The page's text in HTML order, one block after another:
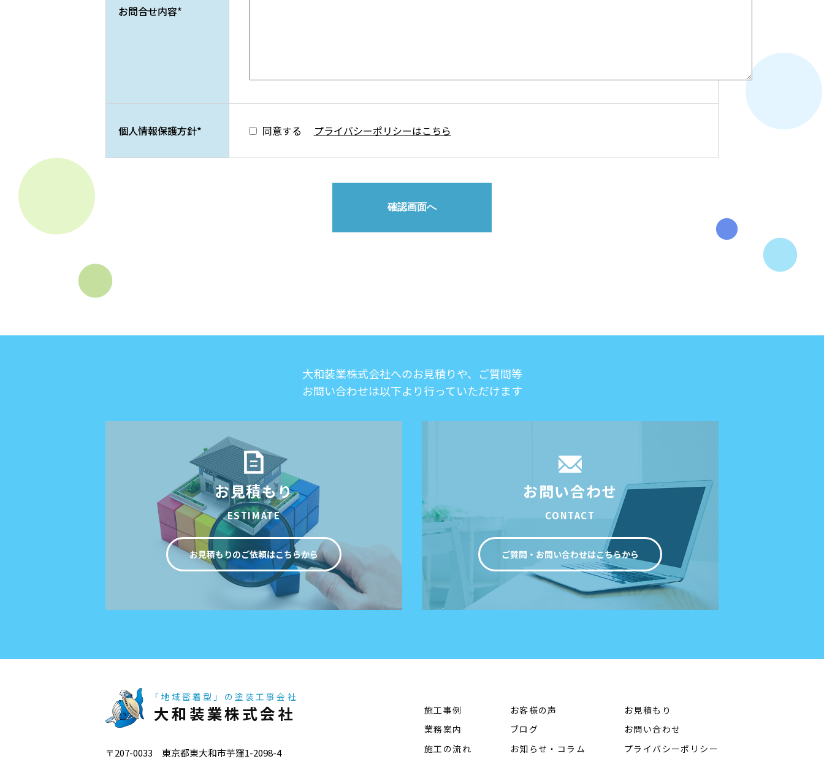
お問合せ内容*
個人情報保護方針* 同意する プライバシーポリシーはこちら
大和装業株式会社へのお見積りや、ご質問等
お問い合わせは以下より行っていただけます
お見積もり
ESTIMATE
お見積もりのご依頼はこちらから
お問い合わせ
CONTACT
ご質問・お問い合わせはこちらから
「地域密着型」の塗装工事会社
大和装業株式会社
〒207-0033 東京都東大和市芋窪1-2098-4
施工事例
業務案内
施工の流れ
お客様の声
ブログ
お知らせ・コラム
お見積もり
お問い合わせ
プライバシーポリシー